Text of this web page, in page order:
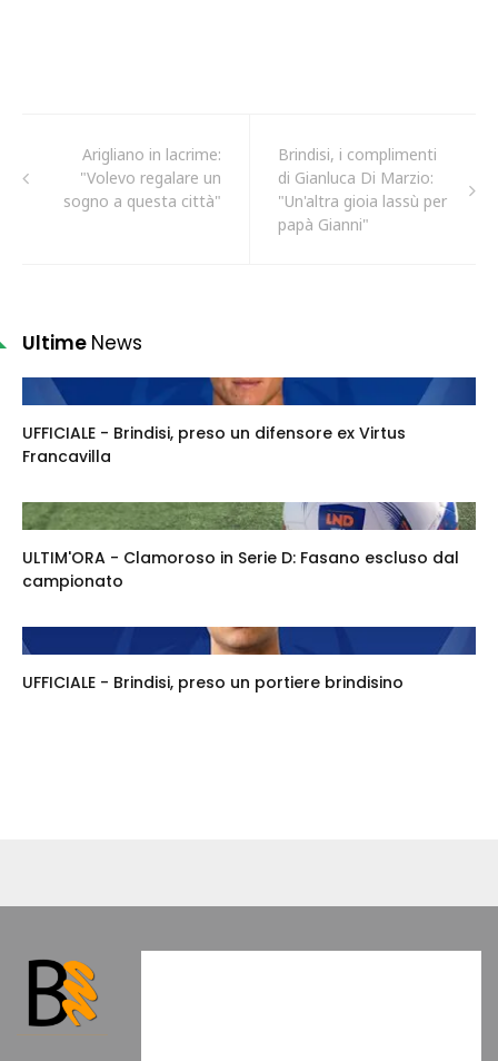
Arigliano in lacrime:
"Volevo regalare un
sogno a questa città"
Brindisi, i complimenti
di Gianluca Di Marzio:
"Un'altra gioia lassù per
papà Gianni"
Ultime News
UFFICIALE - Brindisi, preso un difensore ex Virtus
Francavilla
ULTIM'ORA - Clamoroso in Serie D: Fasano escluso dal
campionato
UFFICIALE - Brindisi, preso un portiere brindisino